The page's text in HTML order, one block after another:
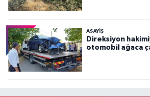
ASAYİŞ
Direksiyon
otomobil ağaca